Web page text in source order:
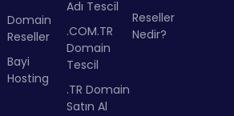
Domain
Reseller
Bayi
Hosting
Adı Tescil
.COM.TR
Domain
Tescil
.TR Domain
Satın Al
Reseller
Nedir?